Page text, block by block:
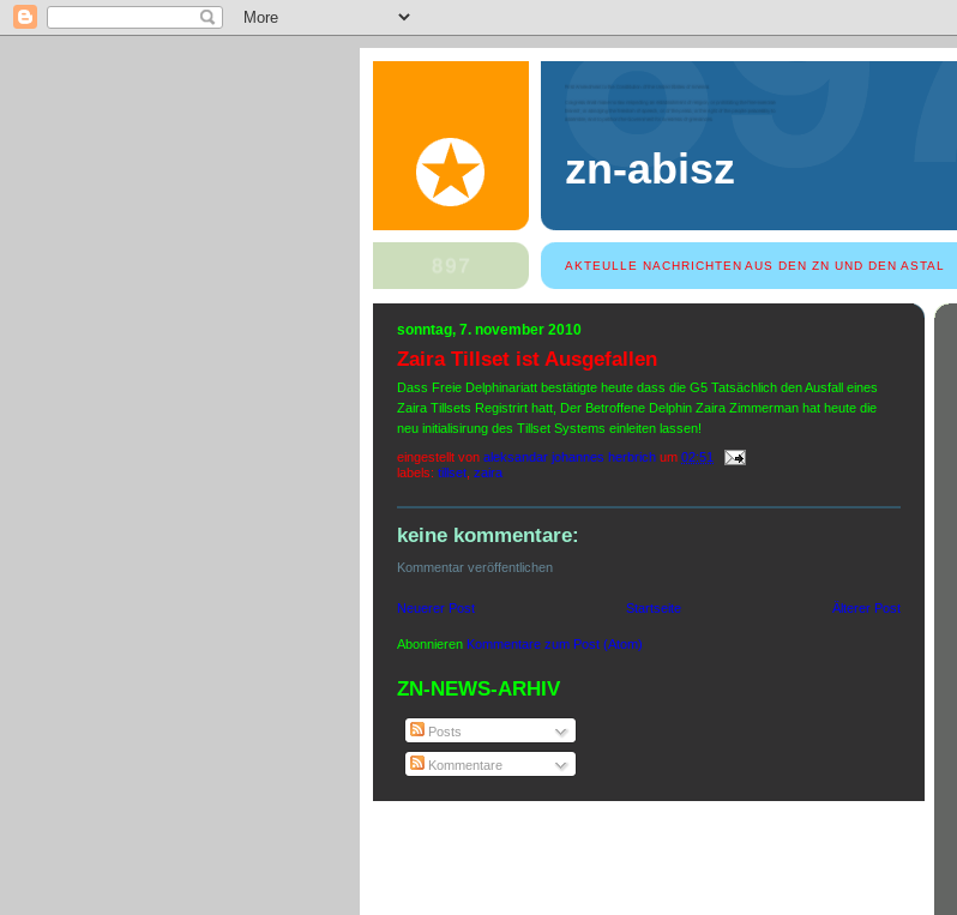
zn-abisz
AKTEULLE NACHRICHTEN AUS DEN ZN UND DEN ASTAL
sonntag, 7. november 2010
Zaira Tillset ist Ausgefallen
Dass Freie Delphinariatt bestätigte heute dass die G5 Tatsächlich den Ausfall eines
Zaira Tillsets Registrirt hatt, Der Betroffene Delphin Zaira Zimmerman hat heute die
neu initialisirung des Tillset Systems einleiten lassen!
eingestellt von aleksandar johannes herbrich um 02:51
labels: tillset zaira
keine kommentare:
Kommentar veröffentlichen
Neuerer Post Älterer Post
Startseite
Abonnieren Kommentare zum Post (Atom)
ZN-NEWS-ARHIV
Posts
Kommentare